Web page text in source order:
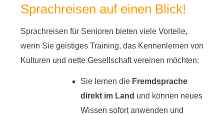
Sprachreisen auf einen Blick!
Sprachreisen für Senioren bieten viele Vorteile,
wenn Sie geistiges Training, das Kennenlernen von
Kulturen und nette Gesellschaft vereinen möchten:
Sie lernen die Fremdsprache
direkt im Land und können neues
Wissen sofort anwenden und